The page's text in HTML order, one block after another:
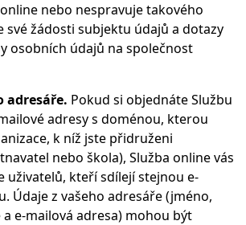
nebo nespravuje takového
své žádosti subjektu údajů a dotazy
osobních údajů na společnost
adresáře. Pokud si objednáte Službu
adresy s doménou, kterou
k níž jste přidruženi
nebo škola), Služba online vás
uživatelů, kteří sdílejí stejnou e-
Údaje z vašeho adresáře (jméno,
e-mailová adresa) mohou být